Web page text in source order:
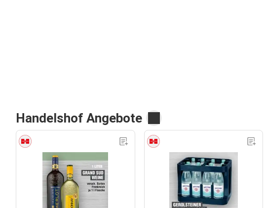
Handelshof Angebote